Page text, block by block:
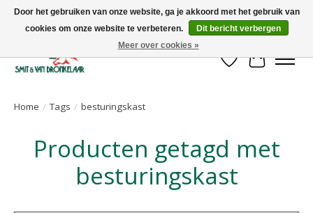
Uw leverancier voor stalinrichtingen en het opruwen van betonvloeren!
Verlanglijst
Home / Tags / besturingskast
Producten getagd met
besturingskast
Door het gebruiken van onze website, ga je akkoord met het gebruik van
cookies om onze website te verbeteren.
Dit bericht verbergen
Meer over cookies »